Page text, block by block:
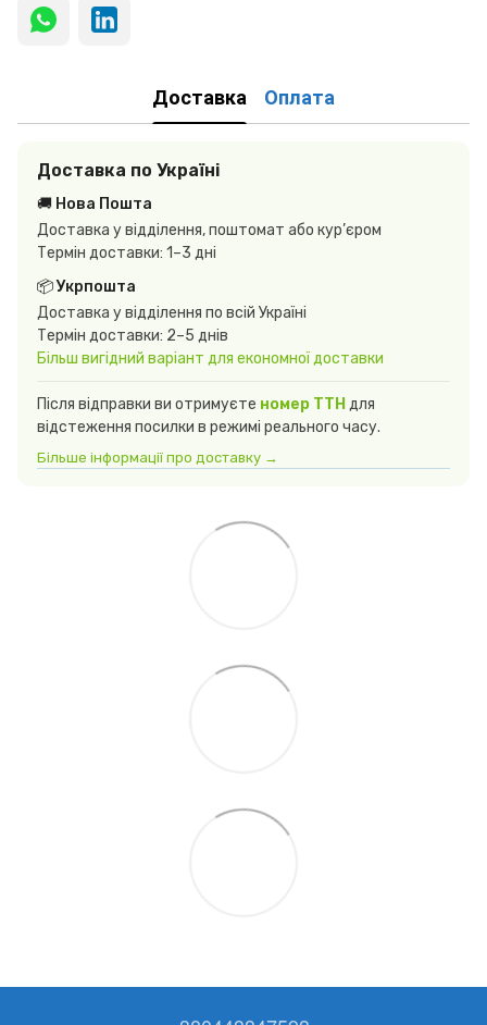
Доставка Оплата
Доставка по Україні
🚚 Нова Пошта
Доставка у відділення, поштомат або кур’єром
Термін доставки: 1–3 дні
📦 Укрпошта
Доставка у відділення по всій Україні
Термін доставки: 2–5 днів
Більш вигідний варіант для економної доставки
Після відправки ви отримуєте номер ТТН для
відстеження посилки в режимі реального часу.
Більше інформації про доставку →